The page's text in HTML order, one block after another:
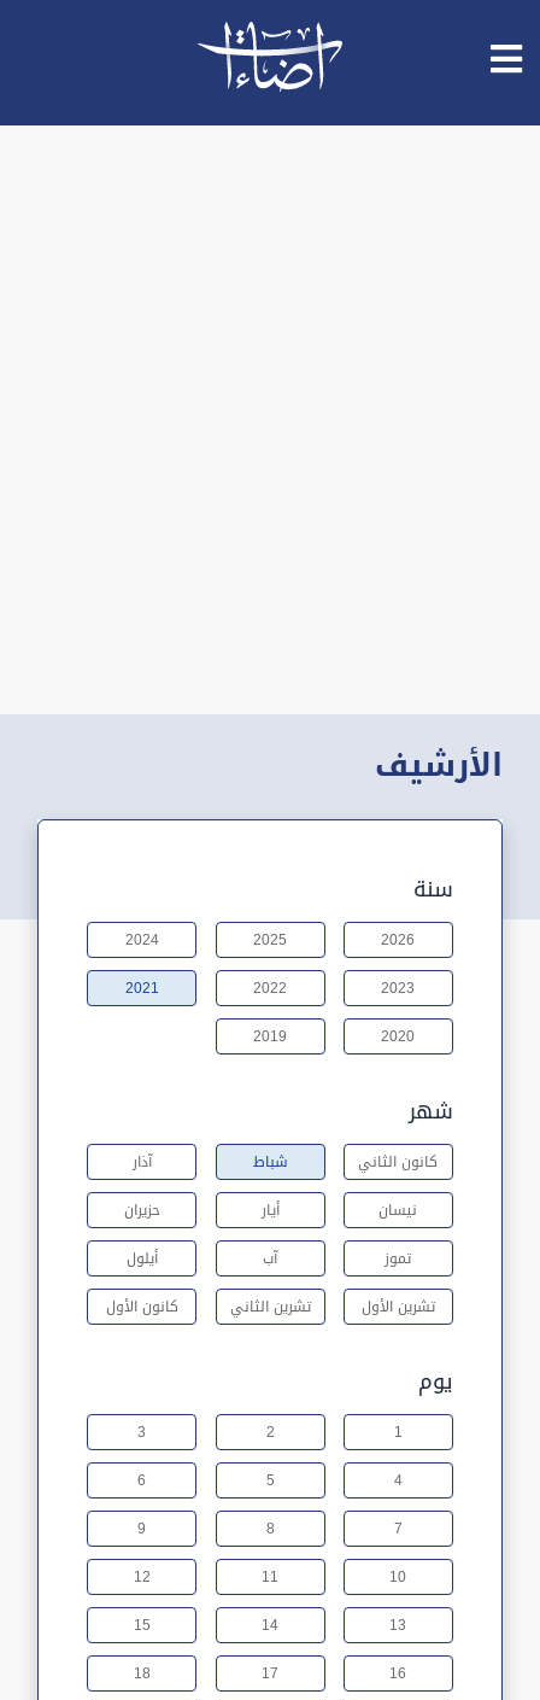
الأرشيف
سنة
2026
2025
2024
2023
2022
2021
2020
2019
شهر
كانون الثاني شباط
آذار
نيسان
أيار
حزيران
تموز
آب
أيلول
تشرين الأول
تشرين الثاني كانون الأول
يوم
1
2
3
4
5
6
7
8
9
10
11
12
13
14
15
16
17
18